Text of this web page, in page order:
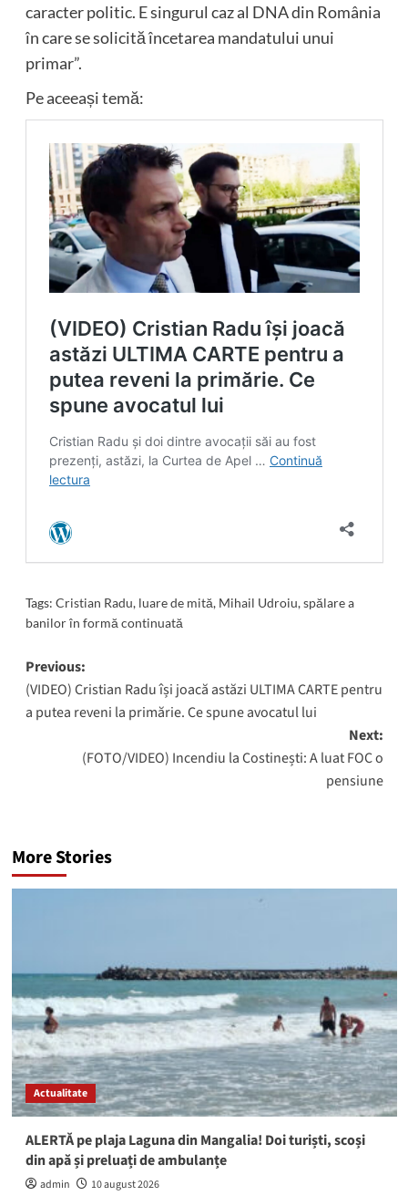
caracter politic. E singurul caz al DNA din România
în care se solicită încetarea mandatului unui
primar”.
Pe aceeași temă:
Tags: Cristian Radu, luare de mită, Mihail Udroiu,spălare a
banilor în formă continuată
Post
navigation
Previous:
(VIDEO) Cristian Radu își joacă astăzi ULTIMA CARTE pentru
a putea reveni la primărie. Ce spune avocatul lui
Next:
(FOTO/VIDEO) Incendiu la Costinești: A luat FOC o
pensiune
More Stories
Actualitate
ALERTĂ pe plaja Laguna din Mangalia! Doi turiști, scoși
din apă și preluați de ambulanțe
admin 10 august 2026